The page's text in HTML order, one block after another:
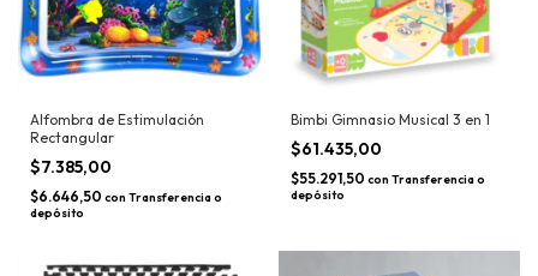
Alfombra de Estimulación
Rectangular
$7.385,00
$6.646,50 con Transferencia o
depósito
Bimbi Gimnasio Musical 3 en 1
$61.435,00
$55.291,50 con Transferencia o
depósito